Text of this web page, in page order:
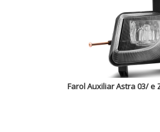
Farol Auxiliar Astra 03/ e